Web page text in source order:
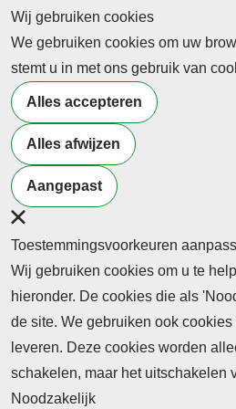
Wij gebruiken cookies
We gebruiken cookies om uw
stemt u in met ons gebruik van
Alles accepteren
Alles afwijzen
Aangepast
Toestemmingsvoorkeuren
Wij gebruiken cookies om u te
hieronder. De cookies die als
de site. We gebruiken ook
leveren. Deze cookies worden
schakelen, maar het uitschakelen
Noodzakelijk
Abonnement
Nieuws
Meld je aan voor de
Neem contact op